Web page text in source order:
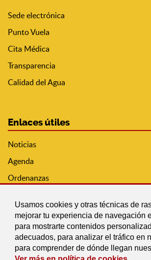
Usamos cookies y otras técnicas de
mejorar tu experiencia de navegación
para mostrarte contenidos
adecuados, para analizar el tráfico en
para comprender de dónde llegan
Sede electrónica
Punto Vuela
Cita Médica
Transparencia
Calidad del Agua
Enlaces útiles
Noticias
Agenda
Ordenanzas